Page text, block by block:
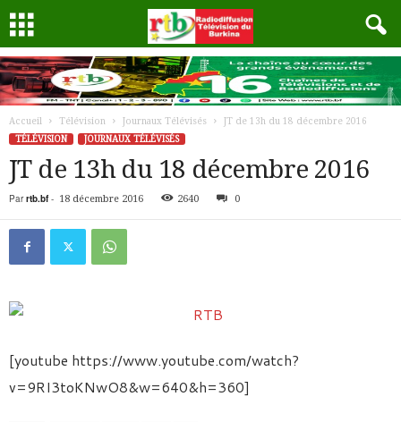
Accueil Télévision Journaux Télévisés
JT de 13h du 18 décembre 2016
TÉLÉVISION
JOURNAUX TÉLÉVISÉS
JT de 13h du 18 décembre 2016
Par rtb.bf- 18 décembre 2016 2640 0
[youtube https://www.youtube.com/watch?
v=9RI3toKNwO8&w=640&h=360]